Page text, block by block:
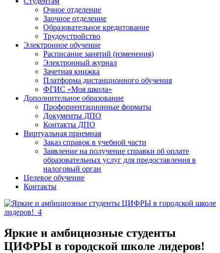
Очное отделение
Заочное отделение
Образовательное кредитование
Трудоустройство
Электронное обучение
Расписание занятий (изменения)
Электронный журнал
Зачетная книжка
Платформа дистанционного обучения
ФГИС «Моя школа»
Дополнительное образование
Профориентационные форматы
Документы ДПО
Контакты ДПО
Виртуальная приемная
Заказ справок в учебной части
Заявление на получение справки об оплате
образовательных услуг для предоставления в
налоговый орган
Целевое обучение
Контакты
Яркие и амбициозные студенты
ЦИФРЫ в городской школе лидеров!